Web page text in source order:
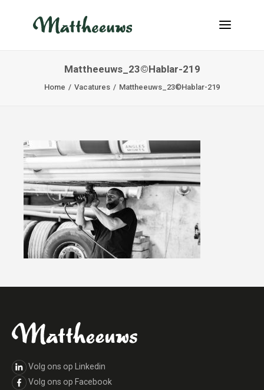
NIEUWS
VACATURES
CONTACT
INFO@MATTHEEUWS.COM
+32 58 31 17 79
MY TRANSPORT
Mattheeuws_23©Hablar-219
Home Vacatures Mattheeuws_23©Hablar-219
Volg ons op Linkedin
Volg ons op Facebook